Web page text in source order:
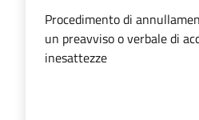
Procedimento di
un preavviso o verbale di
inesattezze